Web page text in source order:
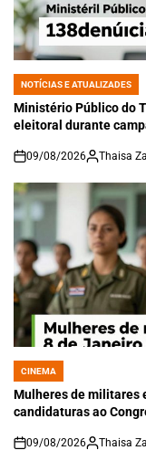
POSTED
IN
NOTÍCIAS E ATUALIZADES
Ministério Público do
eleitoral durante
on
09/08/2026 Thaisa
POSTED
IN
CINEMA
Mulheres de militares
candidaturas ao
on
09/08/2026 Thaisa